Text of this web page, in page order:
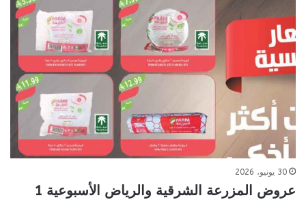
30 يونيو، 2026
عروض المزرعة الشرقية والرياض الأسبوعية 1